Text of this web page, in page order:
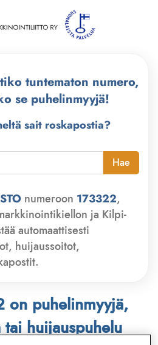
tuntematon numero,
se puhelinmyyjä!
sait roskapostia?
Hae
numeroon 173322,
ja Kilpi-
automaattisesti
huijaussoitot,
on puhelinmyyjä,
huijauspuhelu